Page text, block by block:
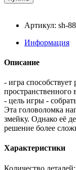
Артикул: sh-
Информация
Описание
- игра
пространственного
- цель игры -
Эта головоломка
змейку. Однако её
решение более
Характеристики
Количество